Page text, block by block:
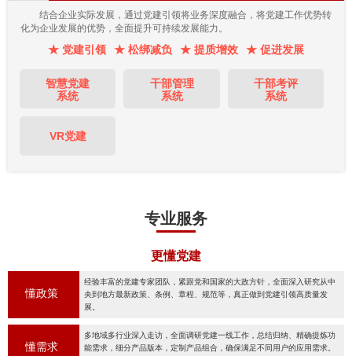
结合企业实际发展，通过党建引领将业务深度融合，将党建工作优势转
化为企业发展的优势，全面提升可持续发展能力。
★ 党建引领 ★ 松绑减负 ★ 提质增效 ★ 促进发展
智慧党建
系统
干部管理
系统
干部考评
系统
VR党建
专业服务
更懂党建
懂政策
经验丰富的党建专家团队，紧跟党和国家的大政方针，全面深入研究从中
央到地方最新政策、条例、章程、规范等，真正做到党建引领高质量发
展。
懂需求
多地域多行业深入走访，全面调研党建一线工作，总结归纳、精确提炼功
能需求，细分产品版本，定制产品组合，确保满足不同用户的应用需求。